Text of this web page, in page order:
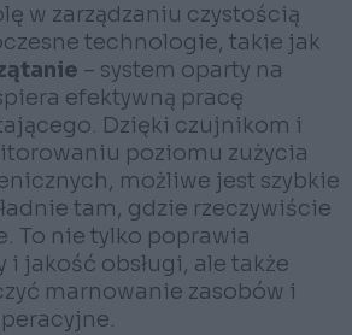
w zarządzaniu czystością
technologie, takie jak
– system oparty na
efektywną pracę
Dzięki czujnikom i
poziomu zużycia
możliwe jest szybkie
tam, gdzie rzeczywiście
To nie tylko poprawia
i jakość obsługi, ale także
marnowanie zasobów i